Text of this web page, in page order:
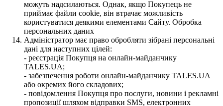
можуть надсилаються. Однак, якщо Покупець не
приймає файли cookie, він втрачає можливість
користуватися деякими елементами Сайту. Обробка
персональних даних
Адміністратор має право обробляти зібрані персональні
дані для наступних цілей:
- реєстрація Покупця на онлайн-майданчику
TALES.UA;
- забезпечення роботи онлайн-майданчику TALES.UA
або окремих його складових;
- повідомлення Покупця про послуги, новини і рекламні
пропозиції шляхом відправки SMS, електронних